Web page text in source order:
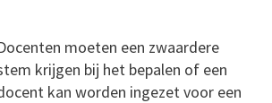
moeten een zwaardere
krijgen bij het bepalen of een
kan worden ingezet voor een